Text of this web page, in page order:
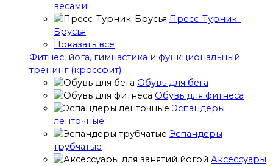
весами
Пресс-Турник-
Брусья
Показать все
Фитнес, йога, гимнастика и функциональный
тренинг (кроссфит)
Обувь для бега
Обувь для фитнеса
Эспандеры
ленточные
Эспандеры
трубчатые
Аксессуары